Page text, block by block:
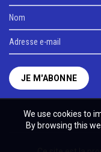
We use cookies to
By browsing this